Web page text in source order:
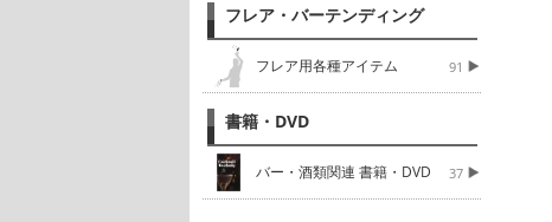
フレア・バーテンディング
フレア用各種アイテム 91
書籍・DVD
バー・酒類関連 書籍・DVD 37